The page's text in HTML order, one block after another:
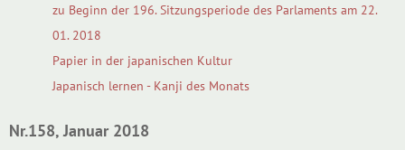
zu Beginn der 196. Sitzungsperiode des Parlaments am 22.
01. 2018
Papier in der japanischen Kultur
Japanisch lernen - Kanji des Monats
Nr.158, Januar 2018